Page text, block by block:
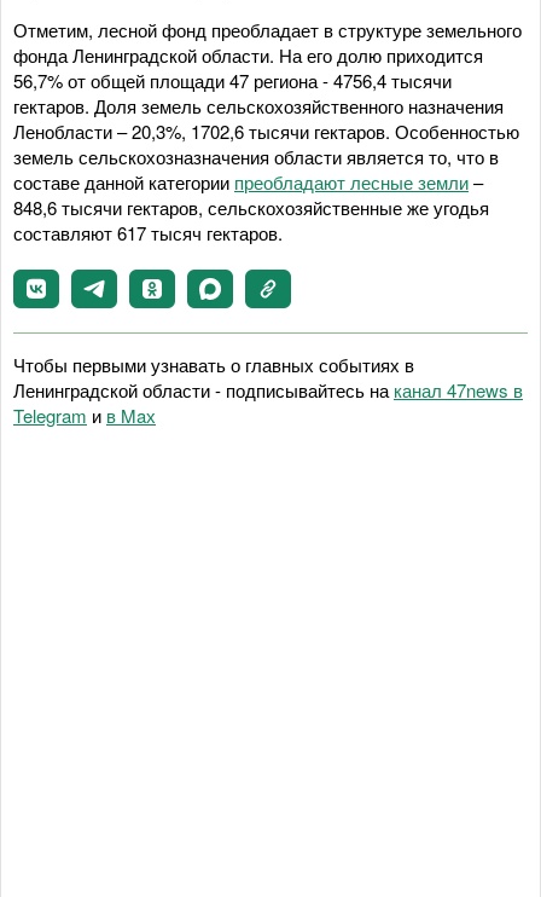
Отметим, лесной фонд преобладает в структуре земельного
фонда Ленинградской области. На его долю приходится
56,7% от общей площади 47 региона - 4756,4 тысячи
гектаров. Доля земель сельскохозяйственного назначения
Ленобласти – 20,3%, 1702,6 тысячи гектаров. Особенностью
земель сельскохозназначения области является то, что в
составе данной категории преобладают лесные земли–
848,6 тысячи гектаров, сельскохозяйственные же угодья
составляют 617 тысяч гектаров.
Чтобы первыми узнавать о главных событиях в
Ленинградской области - подписывайтесь на канал 47news в
Telegram и в Maх